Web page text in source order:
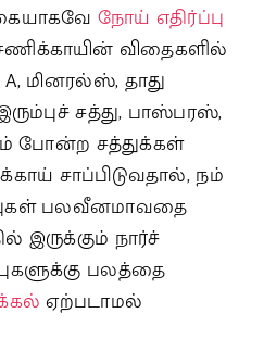
நோய் எதிர்ப்பு
விதைகளில்
மினரல்ஸ், தாது
சத்து, பாஸ்பரஸ்,
போன்ற சத்துக்கள்
சாப்பிடுவதால், நம்
பலவீனமாவதை
இருக்கும் நார்ச்
பலத்தை
ஏற்படாமல்